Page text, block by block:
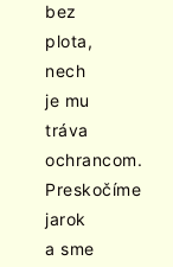
bez
plota,
nech
je mu
tráva
ochrancom.
Preskočíme
jarok
a sme